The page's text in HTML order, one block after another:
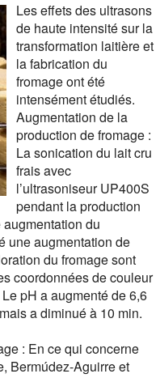
Les effets des ultrasons
de haute intensité sur la
transformation laitière et
la fabrication du
fromage ont été
intensément étudiés.
Augmentation de la
production de fromage :
La sonication du lait cru
frais avec
l’ultrasoniseur UP400S
pendant la production
du
une augmentation de
du fromage sont
coordonnées de couleur
pH a augmenté de 6,6
a diminué à 10 min.
: En ce qui concerne
Bermúdez-Aguirre et